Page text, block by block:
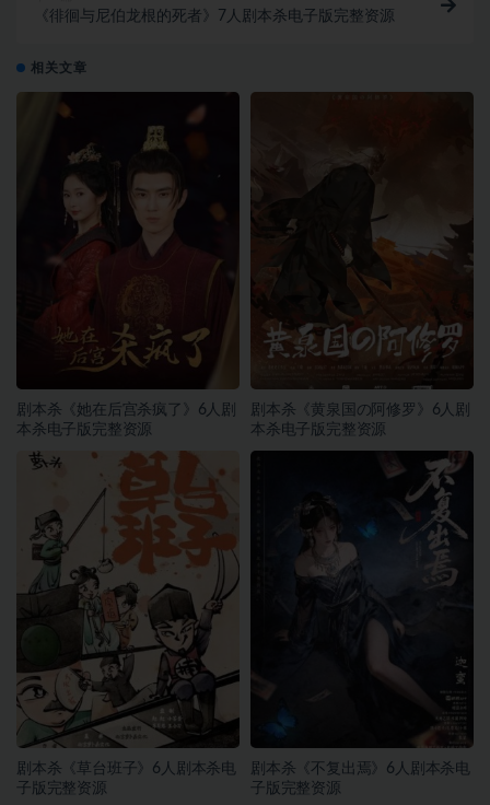
《徘徊与尼伯龙根的死者》7人剧本杀电子版完整资源
相关文章
剧本杀《她在后宫杀疯了》6人剧
本杀电子版完整资源
剧本杀《黄泉国の阿修罗》6人剧
本杀电子版完整资源
剧本杀《草台班子》6人剧本杀电
子版完整资源
剧本杀《不复出焉》6人剧本杀电
子版完整资源